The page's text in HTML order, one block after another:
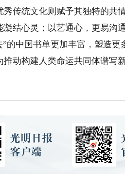
传统文化则赋予其独特的共
心灵；以艺通心，更易沟
”的中国书单更加丰富，塑造
推动构建人类命运共同体谱写